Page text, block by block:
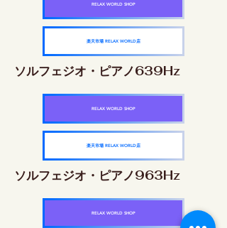
RELAX WORLD SHOP
楽天市場 RELAX WORLD店
ソルフェジオ・ピアノ639Hz
RELAX WORLD SHOP
楽天市場 RELAX WORLD店
ソルフェジオ・ピアノ963Hz
RELAX WORLD SHOP